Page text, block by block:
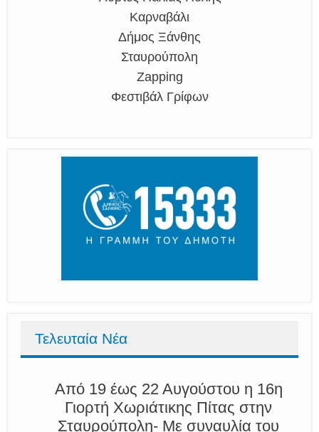
Καρναβάλι
Δήμος Ξάνθης
Σταυρούπολη
Zapping
Φεστιβάλ Γρίφων
Τελευταία Νέα
Από 19 έως 22 Αυγούστου η 16η
Γιορτή Χωριάτικης Πίτας στην
Σταυρούπολη- Με συναυλία του